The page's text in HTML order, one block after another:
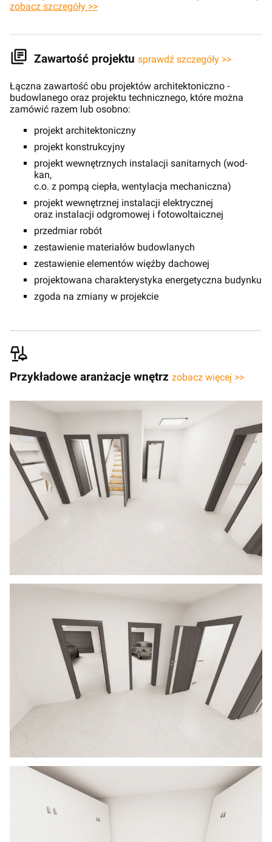
zobacz szczegóły >>
Zawartość projektu sprawdź szczegóły >>
Łączna zawartość obu projektów architektoniczno -
budowlanego oraz projektu technicznego, które można
zamówić razem lub osobno:
projekt architektoniczny
projekt konstrukcyjny
projekt wewnętrznych instalacji sanitarnych (wod-
kan,
c.o. z pompą ciepła, wentylacja mechaniczna)
projekt wewnętrznej instalacji elektrycznej
oraz instalacji odgromowej i fotowoltaicznej
przedmiar robót
zestawienie materiałów budowlanych
zestawienie elementów więźby dachowej
projektowana charakterystyka energetyczna budynku
zgoda na zmiany w projekcie
Przykładowe aranżacje wnętrz zobacz więcej >>